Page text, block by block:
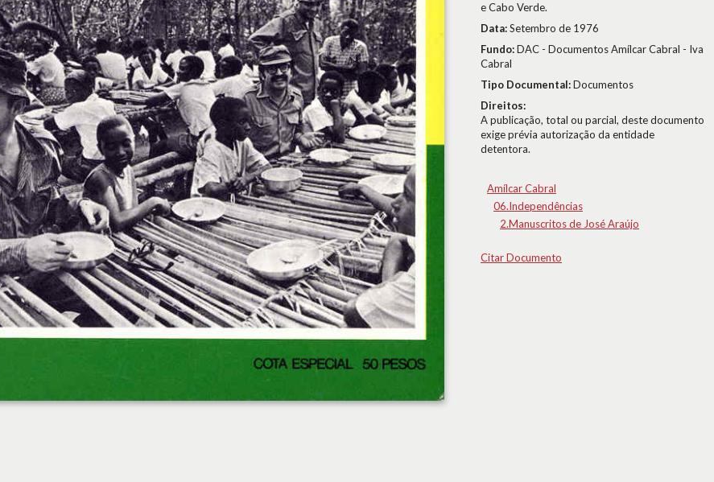
e Cabo Verde.
Data:Setembro de 1976
Fundo:DAC - Documentos Amílcar Cabral - Iva
Cabral
Tipo Documental:Documentos
Direitos:
A publicação, total ou parcial, deste documento
exige prévia autorização da entidade
detentora.
Amílcar Cabral
06.Independências
2.Manuscritos de José Araújo
Citar Documento